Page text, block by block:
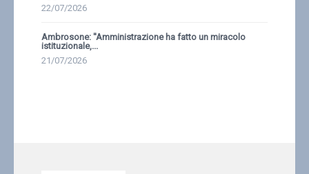
22/07/2026
Ambrosone: ''Amministrazione ha fatto un miracolo
istituzionale,...
21/07/2026